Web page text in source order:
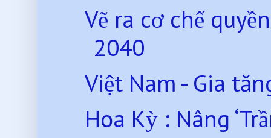
Vẽ ra cơ chế
2040
Việt Nam - Gia
Hoa Kỳ : Nâng